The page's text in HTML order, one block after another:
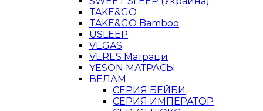
TAKE&GO
TAKE&GO Bamboo
USLEEP
VEGAS
VERES Матраци
YESON МАТРАСЫ
ВЕЛАМ
СЕРИЯ БЕЙБИ
СЕРИЯ ИМПЕРАТОР